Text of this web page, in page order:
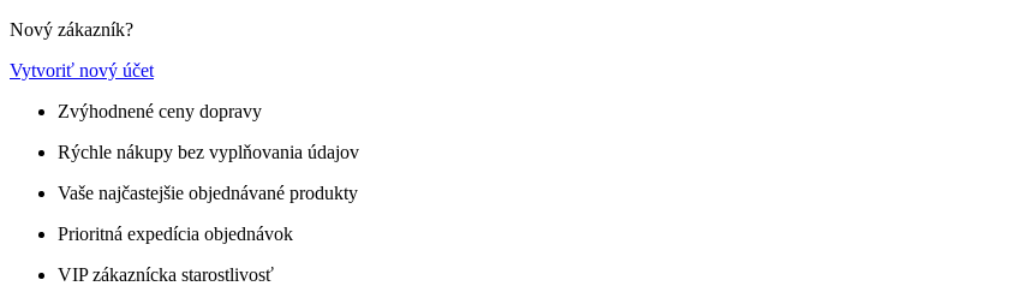
Nový zákazník?
Vytvoriť nový účet
Zvýhodnené ceny dopravy
Rýchle nákupy bez vyplňovania údajov
Vaše najčastejšie objednávané produkty
Prioritná expedícia objednávok
VIP zákaznícka starostlivosť